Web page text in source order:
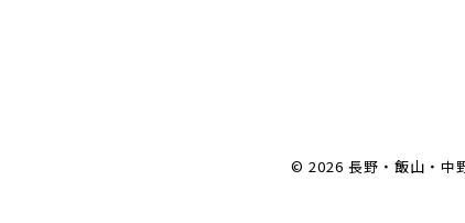
© 2026 長野・飯山・